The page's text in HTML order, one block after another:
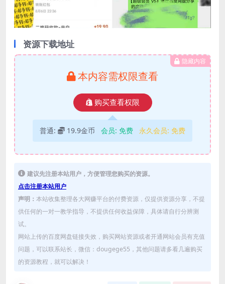
资源下载地址
隐藏内容
本内容需权限查看
购买查看权限
普通: 19.9金币 会员: 免费 永久会员: 免费
建议先注册本站用户，方便管理您购买的资源。
点击注册本站用户
声明： 本站收集整理各大网赚平台的付费资源，仅提供资源分享，不提
供任何的一对一教学指导，不提供任何收益保障，具体请自行分辨测
试。
网站上传的百度网盘链接失效，购买网站资源或者开通网站会员有充值
问题，可以联系站长，微信：dougege55，其他问题请多看几遍购买
的资源教程，就可以解决！